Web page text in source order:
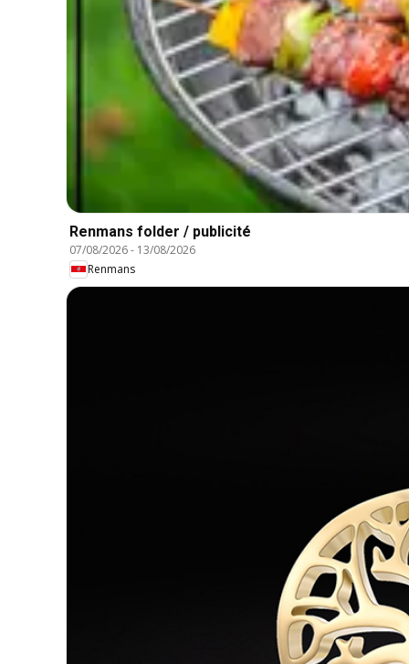
Renmans folder / publicité
07/08/2026- 13/08/2026
Renmans